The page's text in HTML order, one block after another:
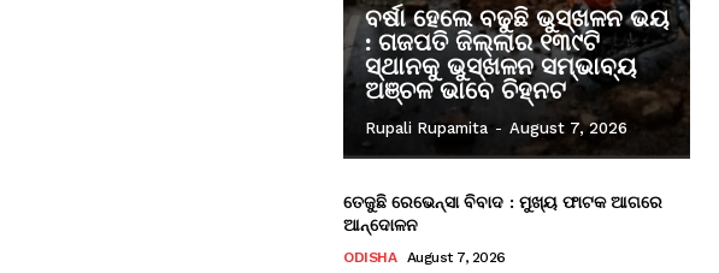
ବର୍ଷା ହେଲେ ବଢୁଛି ଭୁସ୍ଖଳନ ଭୟ
: ଗଜପତି ଜିଲ୍ଲାର ୧୩୯ଟି
ସ୍ଥାନକୁ ଭୁସ୍ଖଳନ ସମ୍ଭାବ୍ୟ
ଅଞ୍ଚଳ ଭାବେ ଚିହ୍ନଟ
Rupali Rupamita - August 7, 2026
ତେଜୁଛି ରେଭେନ୍ସା ବିବାଦ : ମୁଖ୍ୟ ଫାଟକ ଆଗରେ
ଆନ୍ଦୋଳନ
ODISHA August 7, 2026